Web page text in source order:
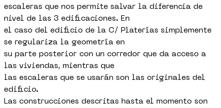
escaleras que nos permite salvar la diferencia de
nivel de las 3 edificaciones. En
el caso del edificio de la C/ Platerías simplemente
se regulariza la geometría en
su parte posterior con un corredor que da acceso a
las viviendas, mientras que
las escaleras que se usarán son las originales del
edificio.
Las construcciones descritas hasta el momento son